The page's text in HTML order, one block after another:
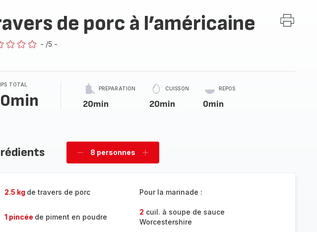
de porc à l’américaine
- /5 -
TOTAL
PRÉPARATION
20min
CUISSON
20min
REPOS
0min
Supprimer
8 personnes
Ajouter
2.5 kg de travers de porc Pour la marinade :
1 pincée de piment en poudre
2 cuil. à soupe de sauce
Worcestershire